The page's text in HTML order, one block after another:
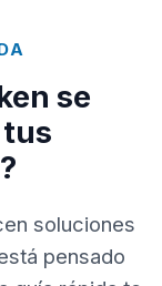
se
soluciones
pensado